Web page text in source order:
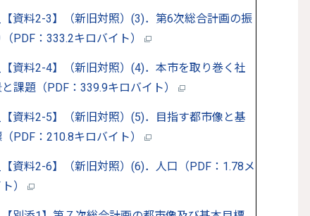
資料2-3】（新旧対照）(3)．第6次総合計画の振
（PDF：333.2キロバイト）
資料2-4】（新旧対照）(4)．本市を取り巻く社
課題（PDF：339.9キロバイト）
資料2-5】（新旧対照）(5)．目指す都市像と基
PDF：210.8キロバイト）
資料2-6】（新旧対照）(6)．人口（PDF：1.78メ
）